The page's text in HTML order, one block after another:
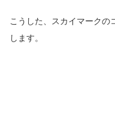
こうした、スカイマークの
します。